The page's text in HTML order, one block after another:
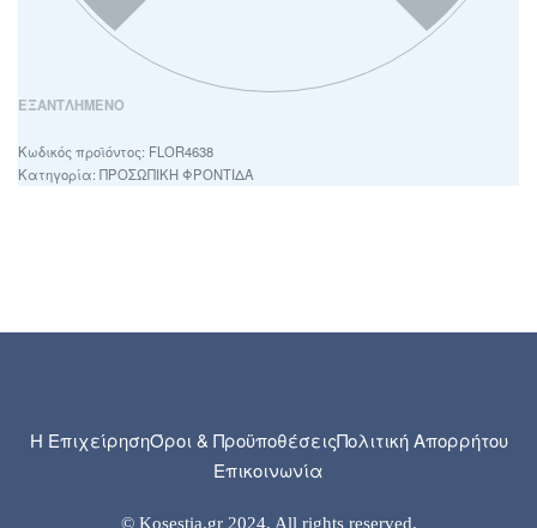
ΕΞΑΝΤΛΗΜΈΝΟ
FLOR4638
Κατηγορία: ΠΡΟΣΩΠΙΚΗ ΦΡΟΝΤΙΔΑ
Η ΕπιχείρησηΌροι & ΠροϋποθέσειςΠολιτική Απορρήτου
Επικοινωνία
© Kosestia.gr 2024. All rights reserved.